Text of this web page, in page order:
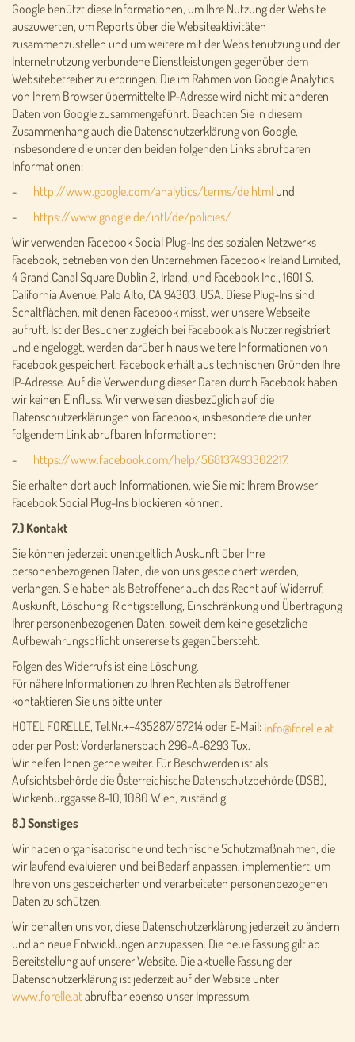
Google benützt diese Informationen, um Ihre Nutzung der Website
auszuwerten, um Reports über die Websiteaktivitäten
zusammenzustellen und um weitere mit der Websitenutzung und der
Internetnutzung verbundene Dienstleistungen gegenüber dem
Websitebetreiber zu erbringen. Die im Rahmen von Google Analytics
von Ihrem Browser übermittelte IP-Adresse wird nicht mit anderen
Daten von Google zusammengeführt. Beachten Sie in diesem
Zusammenhang auch die Datenschutzerklärung von Google,
insbesondere die unter den beiden folgenden Links abrufbaren
Informationen:
- http://www.google.com/analytics/terms/de.html und
- https://www.google.de/intl/de/policies/
Wir verwenden Facebook Social Plug-Ins des sozialen Netzwerks
Facebook, betrieben von den Unternehmen Facebook Ireland Limited,
4 Grand Canal Square Dublin 2, Irland, und Facebook Inc., 1601 S.
California Avenue, Palo Alto, CA 94303, USA. Diese Plug-Ins sind
Schaltflächen, mit denen Facebook misst, wer unsere Webseite
aufruft. Ist der Besucher zugleich bei Facebook als Nutzer registriert
und eingeloggt, werden darüber hinaus weitere Informationen von
Facebook gespeichert. Facebook erhält aus technischen Gründen Ihre
IP-Adresse. Auf die Verwendung dieser Daten durch Facebook haben
wir keinen Einfluss. Wir verweisen diesbezüglich auf die
Datenschutzerklärungen von Facebook, insbesondere die unter
folgendem Link abrufbaren Informationen:
- https://www.facebook.com/help/568137493302217.
Sie erhalten dort auch Informationen, wie Sie mit Ihrem Browser
Facebook Social Plug-Ins blockieren können.
7.) Kontakt
Sie können jederzeit unentgeltlich Auskunft über Ihre
personenbezogenen Daten, die von uns gespeichert werden,
verlangen. Sie haben als Betroffener auch das Recht auf Widerruf,
Auskunft, Löschung, Richtigstellung, Einschränkung und Übertragung
Ihrer personenbezogenen Daten, soweit dem keine gesetzliche
Aufbewahrungspflicht unsererseits gegenübersteht.
Folgen des Widerrufs ist eine Löschung.
Für nähere Informationen zu Ihren Rechten als Betroffener
kontaktieren Sie uns bitte unter
HOTEL FORELLE, Tel.Nr.++435287/87214 oder E-Mail:
oder per Post: Vorderlanersbach 296-A-6293 Tux.
Wir helfen Ihnen gerne weiter. Für Beschwerden ist als
Aufsichtsbehörde die Österreichische Datenschutzbehörde (DSB),
Wickenburggasse 8-10, 1080 Wien, zuständig.
8.) Sonstiges
Wir haben organisatorische und technische Schutzmaßnahmen, die
wir laufend evaluieren und bei Bedarf anpassen, implementiert, um
Ihre von uns gespeicherten und verarbeiteten personenbezogenen
Daten zu schützen.
Wir behalten uns vor, diese Datenschutzerklärung jederzeit zu ändern
und an neue Entwicklungen anzupassen. Die neue Fassung gilt ab
Bereitstellung auf unserer Website. Die aktuelle Fassung der
Datenschutzerklärung ist jederzeit auf der Website unter
www.forelle.atabrufbar ebenso unser Impressum.